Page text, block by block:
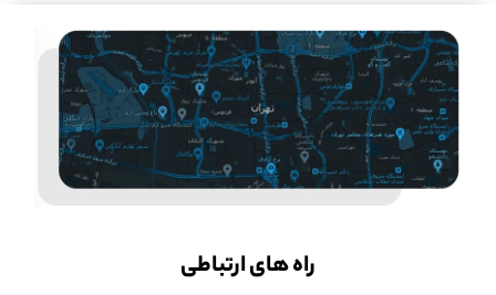
راه های ارتباطی